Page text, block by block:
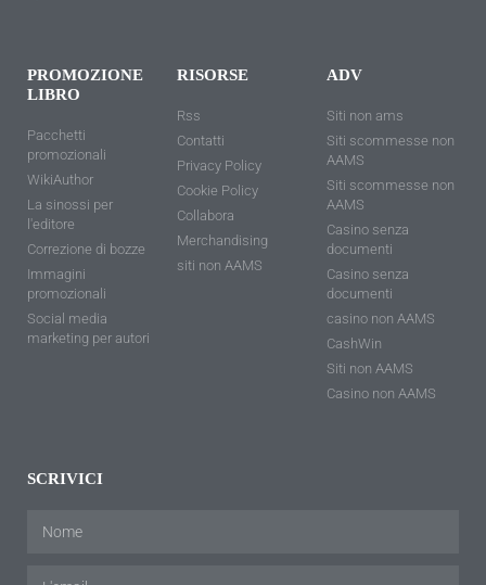
PROMOZIONE
LIBRO
Pacchetti
promozionali
WikiAuthor
La sinossi per
l'editore
Correzione di bozze
Immagini
promozionali
Social media
marketing per autori
RISORSE
Rss
Contatti
Privacy Policy
Cookie Policy
Collabora
Merchandising
siti non AAMS
ADV
Siti non ams
Siti scommesse non
AAMS
Siti scommesse non
AAMS
Casino senza
documenti
Casino senza
documenti
casino non AAMS
CashWin
Siti non AAMS
Casino non AAMS
SCRIVICI